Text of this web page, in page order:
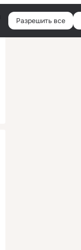
Войти
Разрешить все